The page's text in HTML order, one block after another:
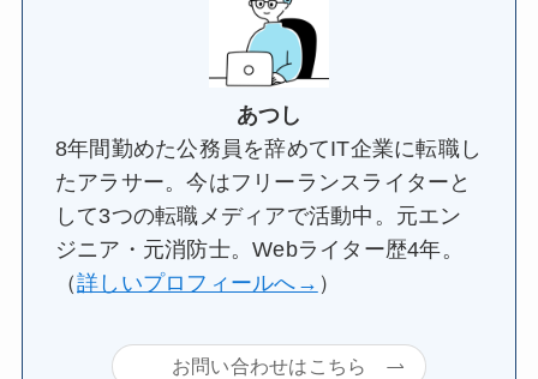
あつし
8年間勤めた公務員を辞めてIT企業に転職し
たアラサー。今はフリーランスライターと
して3つの転職メディアで活動中。元エン
ジニア・元消防士。Webライター歴4年。
（詳しいプロフィールへ→ ）
お問い合わせはこちら